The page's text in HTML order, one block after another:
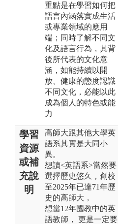
重點是在學習如何把
語言內涵落實成生活
或專業領域的應用
端；同時了解不同文
化及語言行為，其背
後所代表的文化意
涵，如能持續以開
放、健康的態度認識
不同文化，必能以此
成為個人的特色或能
力
學習
資源
或補
充說
明
高師大跟其他大學英
語系其實是大同小
異。
想讀<英語系>當然要
選擇歷史悠久，創校
至2025年已達71年歷
史的高師大，
想當12年國教中的英
語教師， 更是一定要